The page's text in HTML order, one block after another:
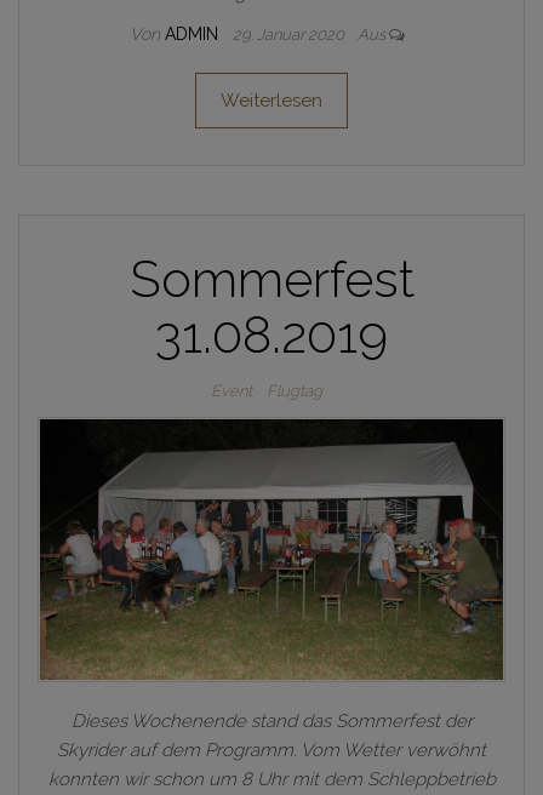
Von ADMIN 29. Januar 2020 Aus
Weiterlesen
Sommerfest
31.08.2019
Event Flugtag
Dieses Wochenende stand das Sommerfest der
Skyrider auf dem Programm. Vom Wetter verwöhnt
konnten wir schon um 8 Uhr mit dem Schleppbetrieb